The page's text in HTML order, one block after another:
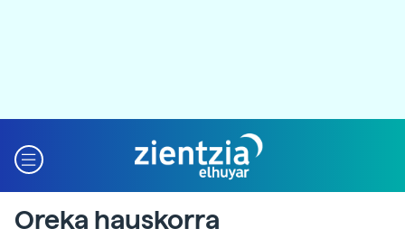
Oreka hauskorra